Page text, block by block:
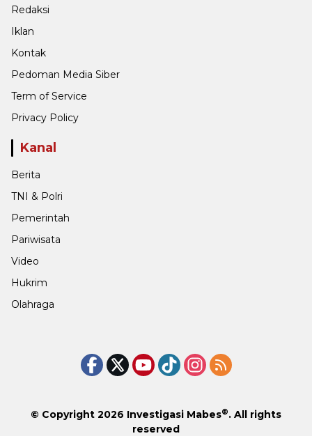
Redaksi
Iklan
Kontak
Pedoman Media Siber
Term of Service
Privacy Policy
Kanal
Berita
TNI & Polri
Pemerintah
Pariwisata
Video
Hukrim
Olahraga
© Copyright 2026 Investigasi Mabes®. All rights
reserved